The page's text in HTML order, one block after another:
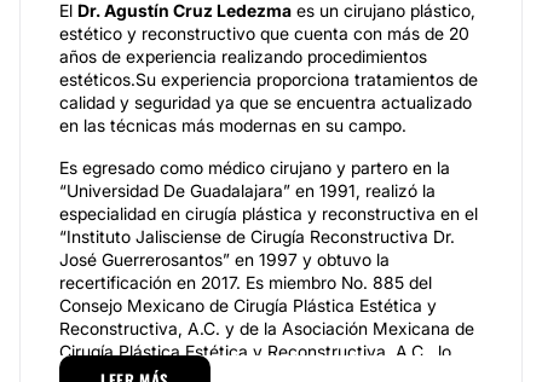
El Dr. Agustín Cruz Ledezma es un cirujano plástico,
estético y reconstructivo que cuenta con más de 20
años de experiencia realizando procedimientos
estéticos.Su experiencia proporciona tratamientos de
calidad y seguridad ya que se encuentra actualizado
en las técnicas más modernas en su campo.
Es egresado como médico cirujano y partero en la
“Universidad De Guadalajara” en 1991, realizó la
especialidad en cirugía plástica y reconstructiva en el
“Instituto Jalisciense de Cirugía Reconstructiva Dr.
José Guerrerosantos” en 1997 y obtuvo la
recertificación en 2017. Es miembro No. 885 del
Consejo Mexicano de Cirugía Plástica Estética y
Reconstructiva, A.C. y de la Asociación Mexicana de
Cirugía Plástica Estética y Reconstructiva, A.C., lo
cual respalda su práctica profesional.